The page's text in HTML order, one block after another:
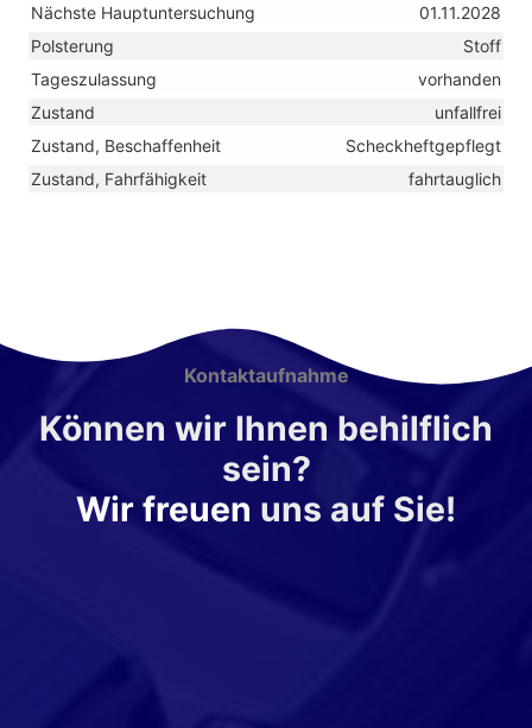
Nächste Hauptuntersuchung
01.11.2028
Polsterung
Stoff
Tageszulassung
vorhanden
Zustand
unfallfrei
Zustand, Beschaffenheit
Scheckheftgepflegt
Zustand, Fahrfähigkeit
fahrtauglich
Kontaktaufnahme
Können wir Ihnen behilflich
sein?
Wir freuen uns auf Sie!